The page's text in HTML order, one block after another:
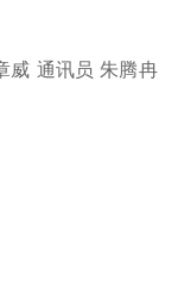
威 通讯员 朱腾冉